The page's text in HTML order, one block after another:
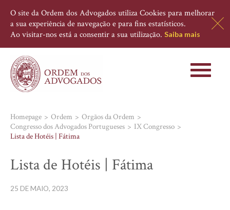
O site da Ordem dos Advogados utiliza Cookies para melhorar
a sua experiência de navegação e para fins estatísticos.
Ao visitar-nos está a consentir a sua utilização. Saiba mais
Toggle
Homepage Ordem
Orgãos da Ordem
Congresso dos Advogados Portugueses
IX Congresso
Lista de Hotéis | Fátima
Lista de Hotéis | Fátima
25 DE MAIO, 2023